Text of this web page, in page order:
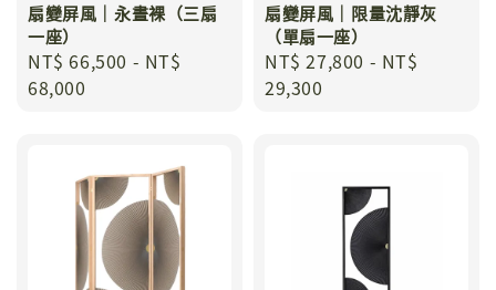
扇變屏風｜永晝裸（三扇
一座）
Regular
price
NT$ 66,500 - NT$
68,000
扇變屏風｜限量沈靜灰
（單扇一座）
Regular
price
NT$ 27,800 - NT$
29,300